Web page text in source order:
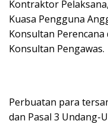
Kontraktor
Kuasa Pengguna
Konsultan
Konsultan Pengawas.
Perbuatan para
dan Pasal 3 Undang-